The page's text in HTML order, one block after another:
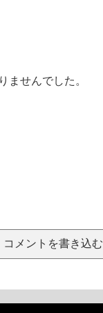
ませんでした。
コメントを書き込む